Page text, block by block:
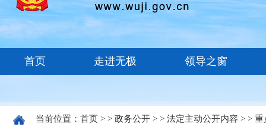
当前位置： 首页 > > 政务公开 > > 法定主动公开内容 > > 重